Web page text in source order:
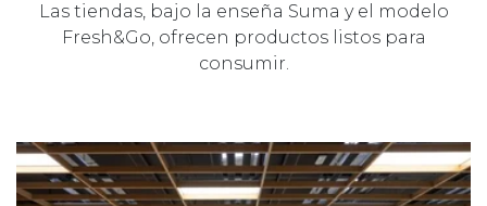
Las tiendas, bajo la enseña Suma y el modelo
Fresh&Go, ofrecen productos listos para
consumir.